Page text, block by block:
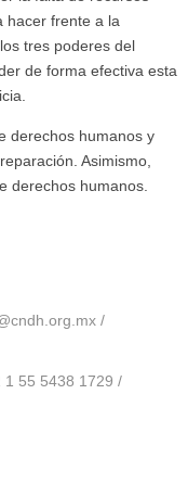
hacer frente a la
tres poderes del
de forma efectiva esta
derechos humanos y
Asimismo,
derechos humanos.
/
1 55 5438 1729 /